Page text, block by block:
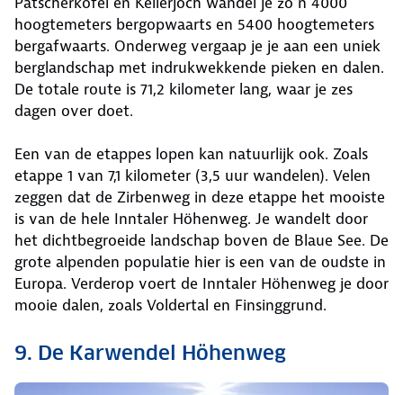
hoogtemeters bergopwaarts en 5400 hoogtemeters
bergafwaarts. Onderweg vergaap je je aan een uniek
berglandschap met indrukwekkende pieken en dalen.
De totale route is 71,2 kilometer lang, waar je zes
dagen over doet.
Een van de etappes lopen kan natuurlijk ook. Zoals
etappe 1 van 7,1 kilometer (3,5 uur wandelen). Velen
zeggen dat de Zirbenweg in deze etappe het mooiste
is van de hele Inntaler Höhenweg. Je wandelt door
het dichtbegroeide landschap boven de Blaue See. De
grote alpenden populatie hier is een van de oudste in
Europa. Verderop voert de Inntaler Höhenweg je door
mooie dalen, zoals Voldertal en Finsinggrund.
9. De Karwendel Höhenweg